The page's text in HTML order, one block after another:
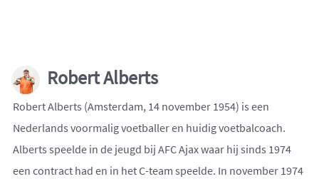
Robert Alberts
Robert Alberts (Amsterdam, 14 november 1954) is een
Nederlands voormalig voetballer en huidig voetbalcoach.
Alberts speelde in de jeugd bij AFC Ajax waar hij sinds 1974
een contract had en in het C-team speelde. In november 1974